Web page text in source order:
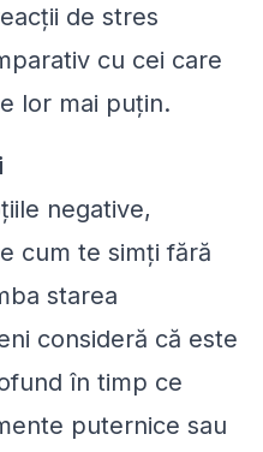
de stres
cu cei care
lor mai puțin.
negative,
cum te simți fără
starea
consideră că este
în timp ce
puternice sau